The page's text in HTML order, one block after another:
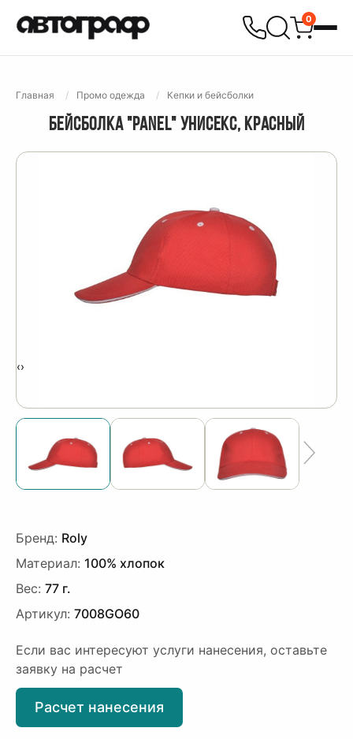
0
Главная Промо одежда Кепки и бейсболки
БЕЙСБОЛКА "PANEL" УНИСЕКС, КРАСНЫЙ
‹›
Бренд: Roly
Материал: 100% хлопок
Вес: 77 г.
Артикул: 7008GO60
Если вас интересуют услуги нанесения, оставьте
заявку на расчет
Расчет нанесения